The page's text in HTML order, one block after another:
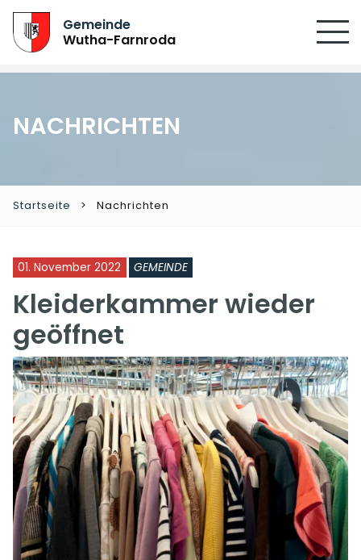
Gemeinde
Wutha-Farnroda
NACHRICHTEN
Startseite Nachrichten
01. November 2022 GEMEINDE
Kleiderkammer wieder
geöffnet